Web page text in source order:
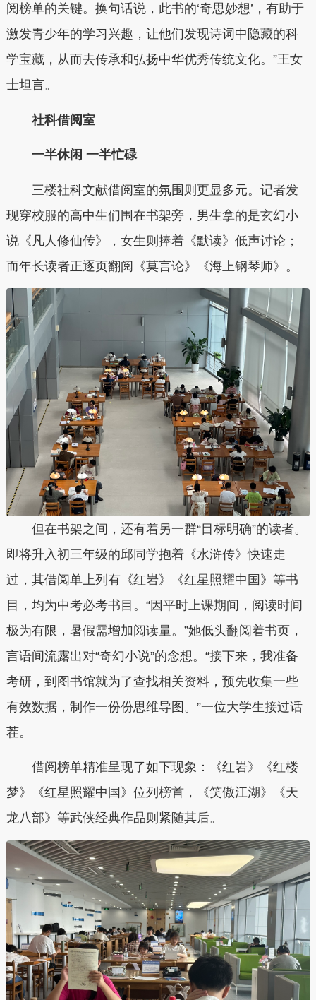
阅榜单的关键。换句话说，此书的‘奇思妙想’，有助于
激发青少年的学习兴趣，让他们发现诗词中隐藏的科
学宝藏，从而去传承和弘扬中华优秀传统文化。”王女
士坦言。
社科借阅室
一半休闲 一半忙碌
三楼社科文献借阅室的氛围则更显多元。记者发
现穿校服的高中生们围在书架旁，男生拿的是玄幻小
说《凡人修仙传》，女生则捧着《默读》低声讨论；
而年长读者正逐页翻阅《莫言论》《海上钢琴师》。
但在书架之间，还有着另一群“目标明确”的读者。
即将升入初三年级的邱同学抱着《水浒传》快速走
过，其借阅单上列有《红岩》《红星照耀中国》等书
目，均为中考必考书目。“因平时上课期间，阅读时间
极为有限，暑假需增加阅读量。”她低头翻阅着书页，
言语间流露出对“奇幻小说”的念想。“接下来，我准备
考研，到图书馆就为了查找相关资料，预先收集一些
有效数据，制作一份份思维导图。”一位大学生接过话
茬。
借阅榜单精准呈现了如下现象：《红岩》《红楼
梦》《红星照耀中国》位列榜首，《笑傲江湖》《天
龙八部》等武侠经典作品则紧随其后。